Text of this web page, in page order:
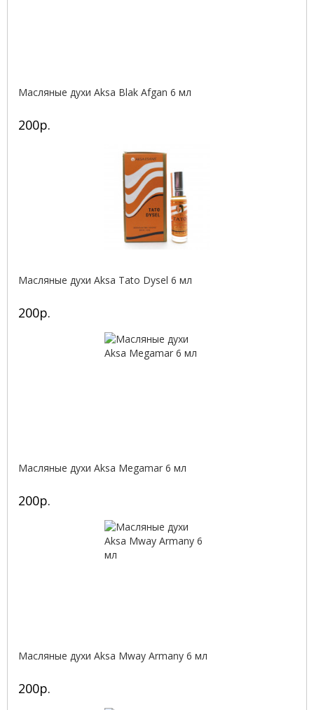
Масляные духи Aksa Blak Afgan 6 мл
200р.
Масляные духи Aksa Tato Dysel 6 мл
200р.
Масляные духи Aksa Megamar 6 мл
200р.
Масляные духи Aksa Mway Armany 6 мл
200р.